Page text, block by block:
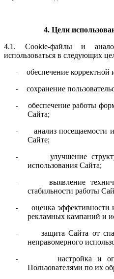
4. Цели
4.1. Cookie-файлы и
использоваться в следующих
- обеспечение корректной
- сохранение
-
обеспечение работы
Сайта;
-
анализ посещаемости
Сайте;
-
улучшение
использования Сайта;
-
выявление
стабильности работы
-
оценка
рекламных кампаний и
-
защита Сайта от
неправомерного
-
настройка и
Пользователями по их